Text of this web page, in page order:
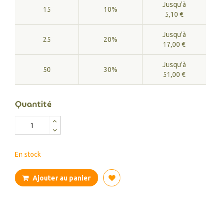
15 10%
Jusqu'à
5,10 €
25 20%
Jusqu'à
17,00 €
50 30%
Jusqu'à
51,00 €
Quantité
En stock
Ajouter au panier